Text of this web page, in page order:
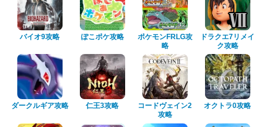
バイオ9攻略 ぽこポケ攻略
ポケモンFRLG攻
略
ドラクエ7リメイ
ク攻略
ダークルギア攻略 仁王3攻略
コードヴェイン2
攻略
オクトラ0攻略